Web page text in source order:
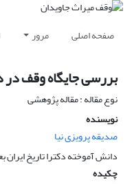
صفحه اصلی مرور
بررسی جایگاه وقف در
نوع مقاله : مقاله پژوهشی
نویسنده
صدیقه پرویزی نیا
دانش آموخته دکترا تاریخ ایران
چکیده